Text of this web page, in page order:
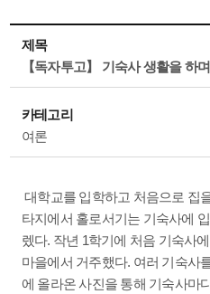
제목
【독자투고】 기숙사 생활을 하며
카테고리
여론
대학교를 입학하고 처음으로 집
타지에서 홀로서기는 기숙사에
렜다. 작년 1학기에 처음 기숙사
마을에서 거주했다. 여러 기숙사
에 올라온 사진을 통해 기숙사마